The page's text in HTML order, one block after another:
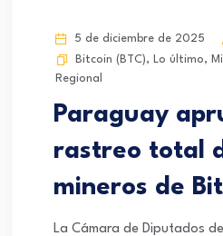
5 de diciembre de 2025
Bitcoin (BTC), Lo último,
Regional
Paraguay
rastreo total
mineros de
La Cámara de Diputados